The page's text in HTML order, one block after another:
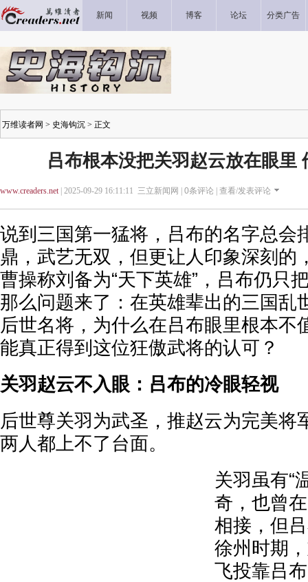
新闻 视频 博客 论坛 分类广告
万维读者网 > 史海钩沉 > 正文
吕布根本没把关羽赵云放在眼里
www.creaders.net| 2025-09-29 16:11:11 三立新闻网 | 0条评论 | 查看/发表评论
说到三国第一猛将，吕布的名字总会
鼎，武艺无双，但更让人印象深刻的
曹操称刘备为“天下英雄”，吕布仍只
那么问题来了：在英雄辈出的三国乱
后世名将，为什么在吕布眼里根本不
能真正得到这位狂傲武将的认可？
关羽赵云不入眼：吕布的冷眼轻视
后世尊关羽为武圣，推赵云为完美将
两人都上不了台面。
关羽虽有“
奇，也曾
相接，但
徐州时期
飞投靠吕